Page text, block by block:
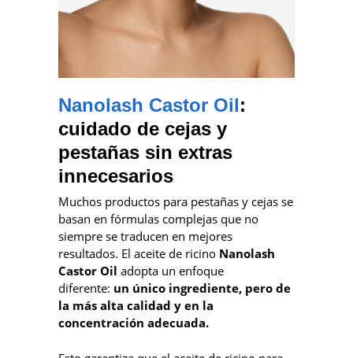
Nanolash Castor Oil:
cuidado de cejas y
pestañas sin extras
innecesarios
Muchos productos para pestañas y cejas se
basan en fórmulas complejas que no
siempre se traducen en mejores
resultados. El aceite de ricino Nanolash
Castor Oil adopta un enfoque
diferente: un único ingrediente, pero de
la más alta calidad y en la
concentración adecuada.